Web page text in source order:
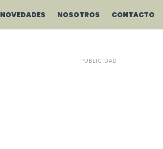
NOVEDADES NOSOTROS CONTACTO
PUBLICIDAD